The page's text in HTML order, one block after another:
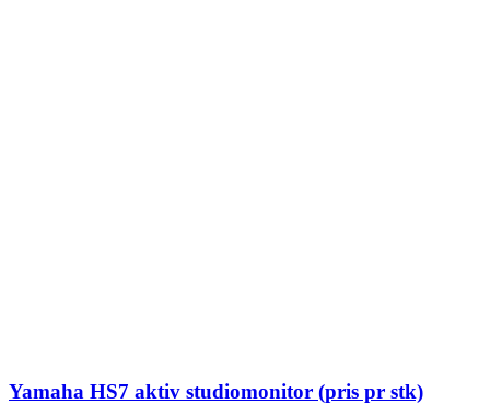
Yamaha HS7 aktiv studiomonitor (pris pr stk)